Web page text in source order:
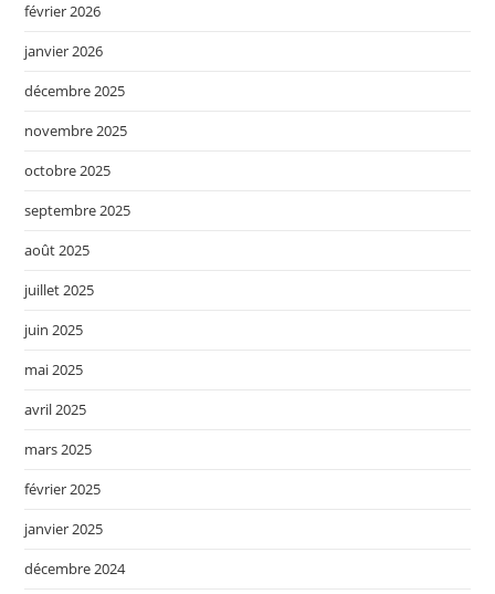
février 2026
janvier 2026
décembre 2025
novembre 2025
octobre 2025
septembre 2025
août 2025
juillet 2025
juin 2025
mai 2025
avril 2025
mars 2025
février 2025
janvier 2025
décembre 2024